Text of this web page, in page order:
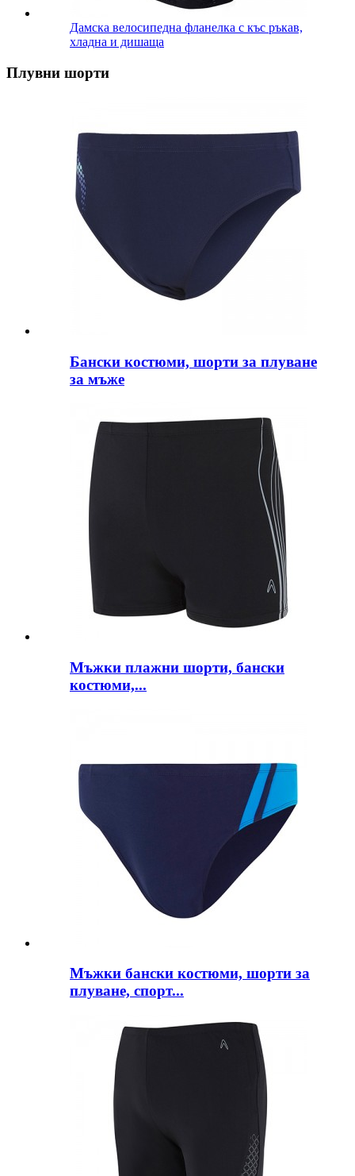
Дамска велосипедна фланелка с къс ръкав,
хладна и дишаща
Плувни шорти
Бански костюми, шорти за плуване
за мъже
Мъжки плажни шорти, бански
костюми,...
Мъжки бански костюми, шорти за
плуване, спорт...